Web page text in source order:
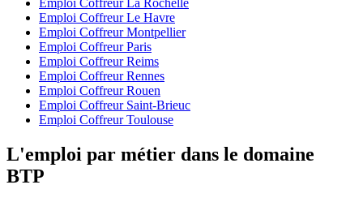
Emploi Coffreur Le Havre
Emploi Coffreur Montpellier
Emploi Coffreur Paris
Emploi Coffreur Reims
Emploi Coffreur Rennes
Emploi Coffreur Rouen
Emploi Coffreur Saint-Brieuc
Emploi Coffreur Toulouse
L'emploi par métier dans le domaine
BTP